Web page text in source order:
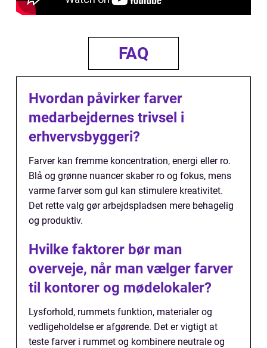
FAQ
Hvordan påvirker farver
medarbejdernes trivsel i
erhvervsbyggeri?
Farver kan fremme koncentration, energi eller ro.
Blå og grønne nuancer skaber ro og fokus, mens
varme farver som gul kan stimulere kreativitet.
Det rette valg gør arbejdspladsen mere behagelig
og produktiv.
Hvilke faktorer bør man
overveje, når man vælger farver
til kontorer og mødelokaler?
Lysforhold, rummets funktion, materialer og
vedligeholdelse er afgørende. Det er vigtigt at
teste farver i rummet og kombinere neutrale og